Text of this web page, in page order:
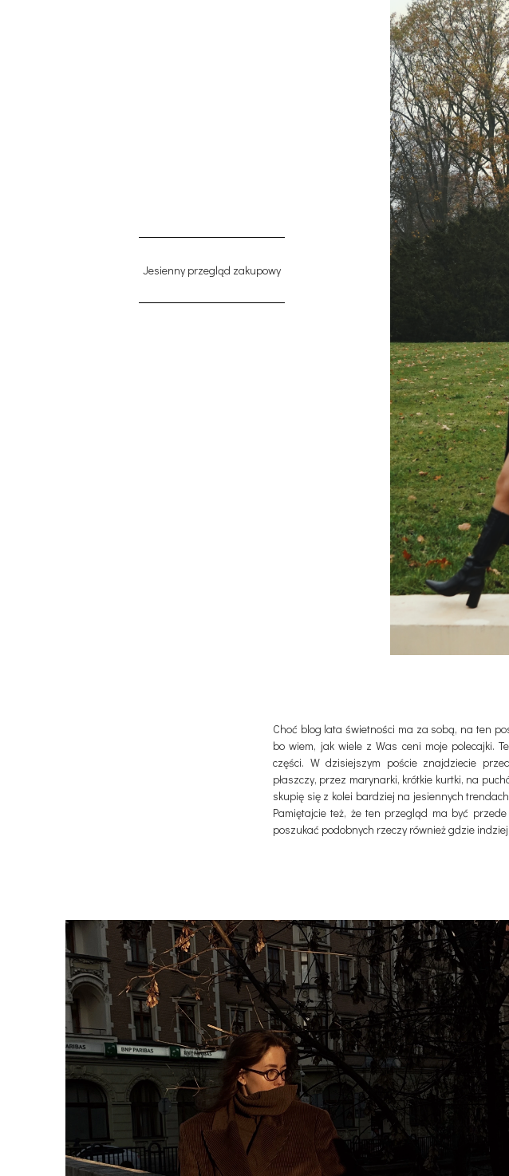
Jesienny przegląd zakupowy
Choć blog lata świetności ma za sobą, na ten
bo wiem, jak wiele z Was ceni moje polecajki.
części. W dzisiejszym poście znajdziecie
płaszczy, przez marynarki, krótkie kurtki, na
skupię się z kolei bardziej na jesiennych
Pamiętajcie też, że ten przegląd ma być
poszukać podobnych rzeczy również gdzie indziej